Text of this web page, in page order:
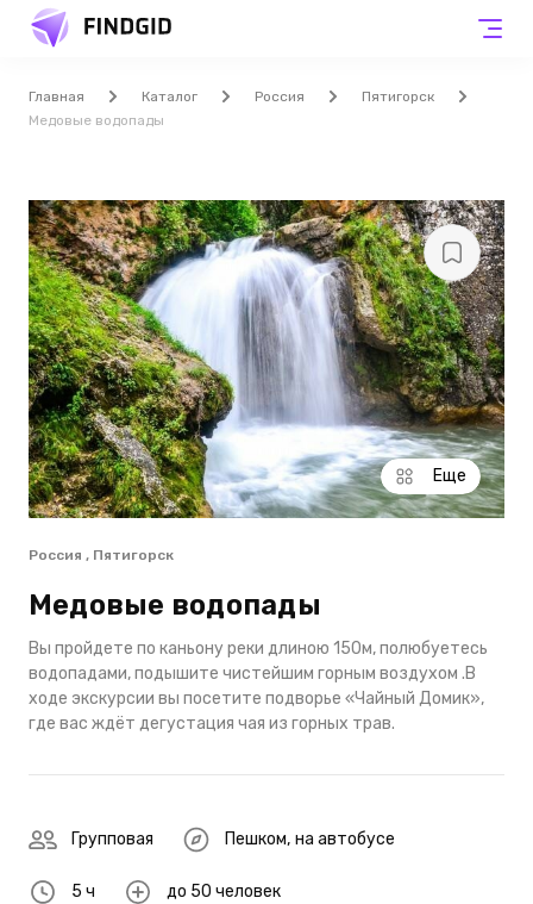
Главная Каталог Россия
Пятигорск
Медовые водопады
Еще
Россия , Пятигорск
Медовые водопады
Вы пройдете по каньону реки длиною 150м, полюбуетесь
водопадами, подышите чистейшим горным воздухом .В
ходе экскурсии вы посетите подворье «Чайный Домик»,
где вас ждёт дегустация чая из горных трав.
Групповая Пешком, на автобусе
5 ч до 50 человек